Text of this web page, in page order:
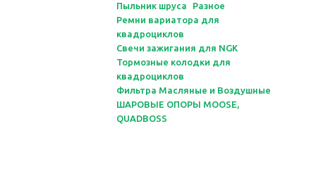
Пыльник шруса
Разное
Ремни вариатора для
квадроциклов
Свечи зажигания для NGK
Тормозные колодки для
квадроциклов
Фильтра Масляные и Воздушные
ШАРОВЫЕ ОПОРЫ MOOSE,
QUADBOSS